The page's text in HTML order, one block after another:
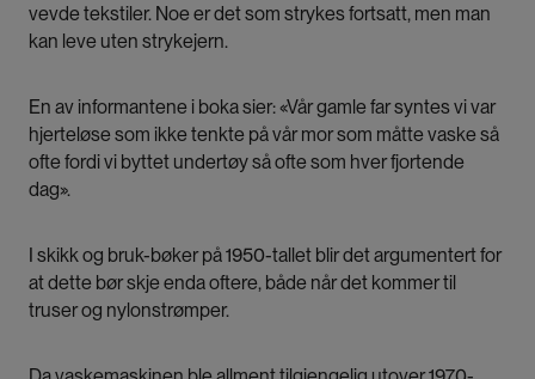
vevde tekstiler. Noe er det som strykes fortsatt, men man
kan leve uten strykejern.
En av informantene i boka sier: «Vår gamle far syntes vi var
hjerteløse som ikke tenkte på vår mor som måtte vaske så
ofte fordi vi byttet undertøy så ofte som hver fjortende
dag».
I skikk og bruk-bøker på 1950-tallet blir det argumentert for
at dette bør skje enda oftere, både når det kommer til
truser og nylonstrømper.